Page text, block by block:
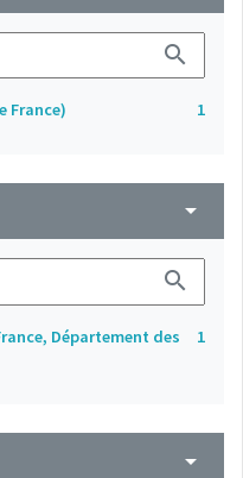
search
France) 1
arrow_drop_down
search
Département des
1
arrow_drop_down